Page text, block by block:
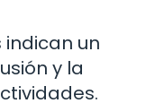
un
y la